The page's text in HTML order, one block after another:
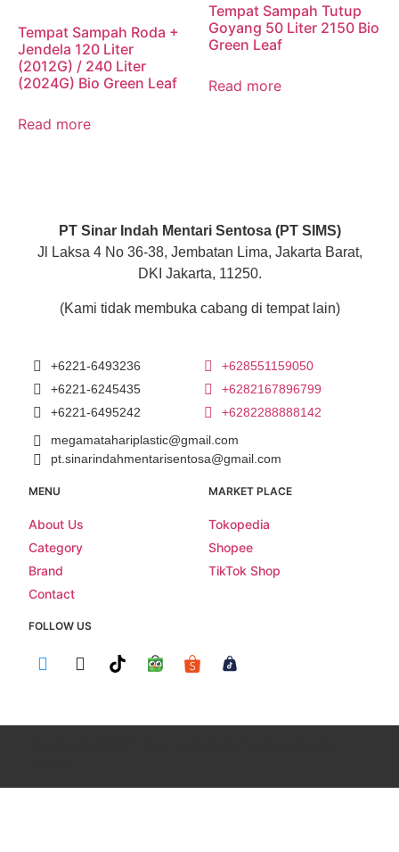
Tempat Sampah Roda +
Jendela 120 Liter
(2012G) / 240 Liter
(2024G) Bio Green Leaf
Read more
Tempat Sampah Tutup
Goyang 50 Liter 2150 Bio
Green Leaf
Read more
PT Sinar Indah Mentari Sentosa (PT SIMS)
Jl Laksa 4 No 36-38, Jembatan Lima, Jakarta Barat,
DKI Jakarta, 11250.
(Kami tidak membuka cabang di tempat lain)
+6221-6493236
+6221-6245435
+6221-6495242
+628551159050
+6282167896799
+6282288888142
megamatahariplastic@gmail.com
pt.sinarindahmentarisentosa@gmail.com
MENU
About Us
Category
Brand
Contact
MARKET PLACE
Tokopedia
Shopee
TikTok Shop
FOLLOW US